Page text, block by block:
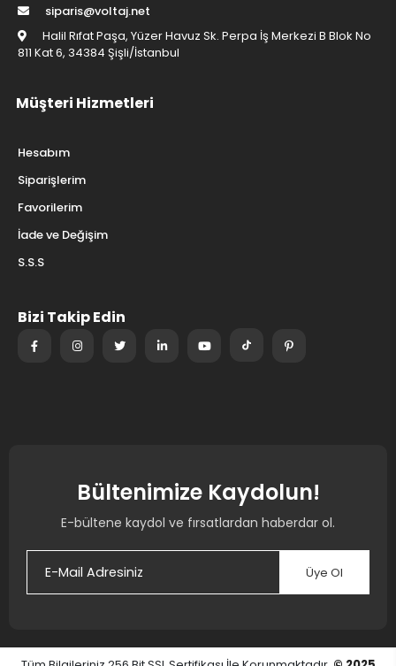
siparis@voltaj.net
Halil Rıfat Paşa, Yüzer Havuz Sk. Perpa İş Merkezi B Blok No
811 Kat 6, 34384 Şişli/İstanbul
Müşteri Hizmetleri
Hesabım
Siparişlerim
Favorilerim
İade ve Değişim
S.S.S
Bizi Takip Edin
Bültenimize Kaydolun!
E-bültene kaydol ve fırsatlardan haberdar ol.
Üye Ol